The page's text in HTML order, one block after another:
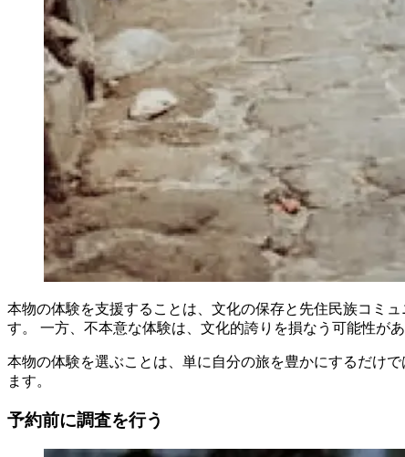
本物の体験を支援することは、文化の保存と先住民族コミ
す。 一方、不本意な体験は、文化的誇りを損なう可能性が
本物の体験を選ぶことは、単に自分の旅を豊かにするだけ
ます。
予約前に調査を行う